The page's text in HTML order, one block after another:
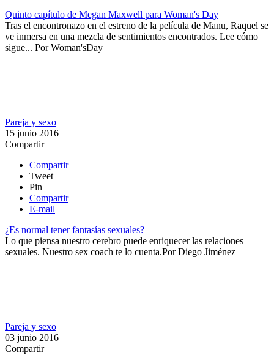
Quinto capítulo de Megan Maxwell para Woman's Day
Tras el encontronazo en el estreno de la película de Manu, Raquel se
ve inmersa en una mezcla de sentimientos encontrados. Lee cómo
sigue... PorWoman'sDay
Pareja y sexo
15 junio 2016
Compartir
Compartir
Tweet
Pin
Compartir
E-mail
¿Es normal tener fantasías sexuales?
​Lo que piensa nuestro cerebro puede enriquecer las relaciones
sexuales. Nuestro sex coach te lo cuenta.​PorDiego Jiménez
Pareja y sexo
03 junio 2016
Compartir